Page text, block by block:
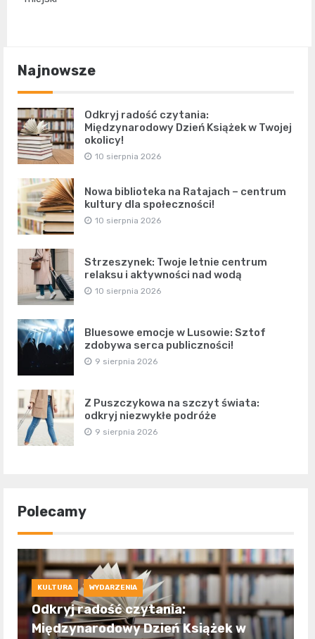
Najnowsze
Odkryj radość czytania:
Międzynarodowy Dzień Książek w Twojej
okolicy!
10 sierpnia 2026
Nowa biblioteka na Ratajach – centrum
kultury dla społeczności!
10 sierpnia 2026
Strzeszynek: Twoje letnie centrum
relaksu i aktywności nad wodą
10 sierpnia 2026
Bluesowe emocje w Lusowie: Sztof
zdobywa serca publiczności!
9 sierpnia 2026
Z Puszczykowa na szczyt świata:
odkryj niezwykłe podróże
9 sierpnia 2026
Polecamy
KULTURA WYDARZENIA
Odkryj radość czytania:
Międzynarodowy Dzień Książek w